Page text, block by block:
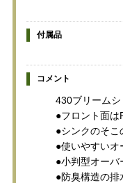
付属品
コメント
430ブリーム
●フロント面は
●シンクのそこ
●使いやすいオ
●小判型オーバ
●防臭構造の排